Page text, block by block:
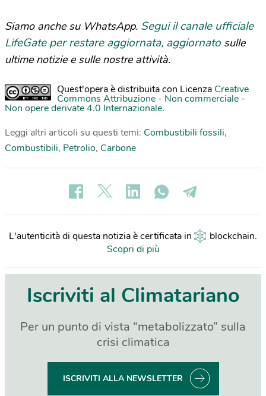
Siamo anche su WhatsApp. Segui il canale ufficiale
LifeGate per restare aggiornata, aggiornato sulle
ultime notizie e sulle nostre attività.
Quest'opera è distribuita con Licenza Creative
Commons Attribuzione - Non commerciale -
Non opere derivate 4.0 Internazionale.
Leggi altri articoli su questi temi: Combustibili fossili,
Combustibili, Petrolio, Carbone
L'autenticità di questa notizia è certificata in blockchain.
Scopri di più
Iscriviti al Climatariano
Per un punto di vista “metabolizzato” sulla
crisi climatica
ISCRIVITI ALLA NEWSLETTER